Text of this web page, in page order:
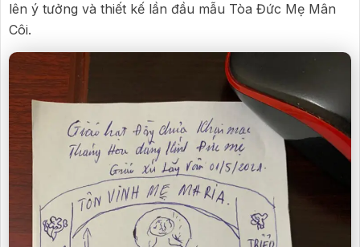
lên ý tưởng và thiết kế lần đầu mẫu Tòa Đức Mẹ Mân
Côi.